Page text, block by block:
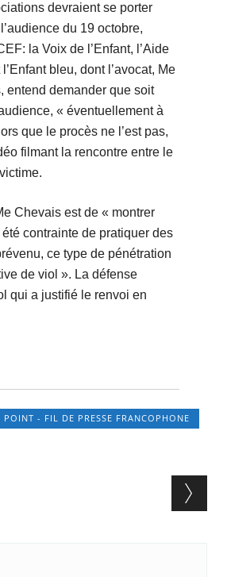
devraient se porter
du 19 octobre,
la Voix de l’Enfant, l’Aide
bleu, dont l’avocat, Me
entend demander que soit
« éventuellement à
que le procès ne l’est pas,
filmant la rencontre entre le
Chevais est de « montrer
été contrainte de pratiquer des
ce type de pénétration
de viol ». La défense
qui a justifié le renvoi en
POINT - FIL DE PRESSE FRANCOPHONE